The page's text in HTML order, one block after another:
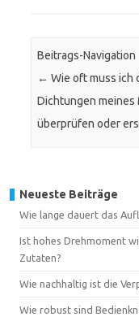
Beitrags-Navigation
← Wie oft muss ich
Dichtungen meines
überprüfen oder
Neueste Beiträge
Wie lange dauert das
Ist hohes Drehmoment
Zutaten?
Wie nachhaltig ist die
Wie robust sind